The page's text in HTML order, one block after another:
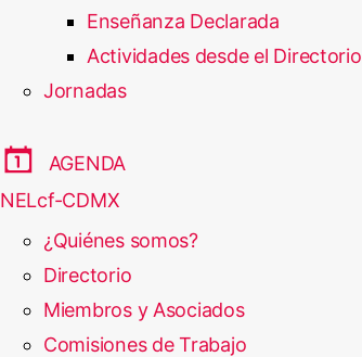
Enseñanza Declarada
Actividades desde el Directorio
Jornadas
AGENDA
NELcf-CDMX
¿Quiénes somos?
Directorio
Miembros y Asociados
Comisiones de Trabajo